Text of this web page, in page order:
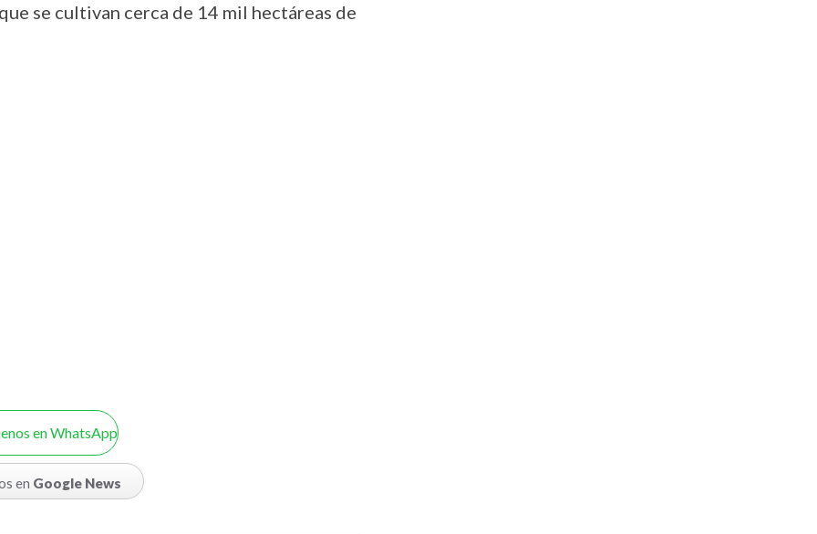
se cultivan cerca de 14 mil hectáreas de
en WhatsApp
en Google News